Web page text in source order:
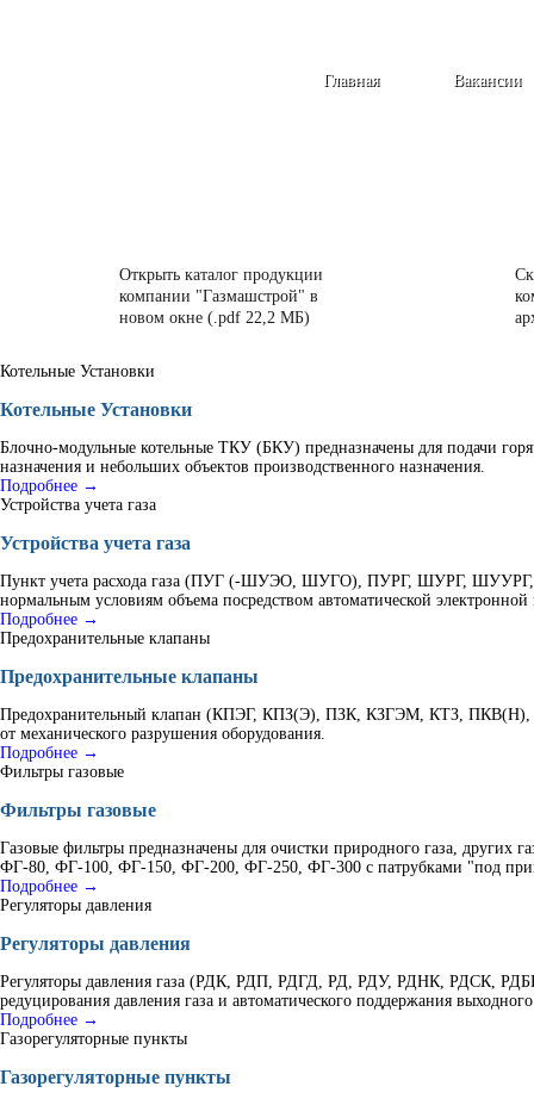
Вакансии
Главная
Открыть каталог продукции
компании "Газмашстрой" в
новом окне (.pdf 22,2 МБ)
Котельные Установки
Котельные Установки
Блочно-модульные котельные ТКУ (БКУ) предназначены для подачи
назначения и небольших объектов производственного назначения.
Подробнее →
Устройства учета газа
Устройства учета газа
Пункт учета расхода газа (ПУГ (-ШУЭО, ШУГО), ПУРГ, ШУРГ, ШУУРГ,
нормальным условиям объема посредством автоматической электронной
Подробнее →
Предохранительные клапаны
Предохранительные клапаны
Предохранительный клапан (КПЭГ, КПЗ(Э), ПЗК, КЗГЭМ, КТЗ, ПКВ(Н),
от механического разрушения оборудования.
Подробнее →
Фильтры газовые
Фильтры газовые
Газовые фильтры предназначены для очистки природного газа, других
ФГ-80, ФГ-100, ФГ-150, ФГ-200, ФГ-250, ФГ-300 с патрубками "под
Подробнее →
Регуляторы давления
Регуляторы давления
Регуляторы давления газа (РДК, РДП, РДГД, РД, РДУ, РДНК, РДСК,
редуцирования давления газа и автоматического поддержания
Подробнее →
Газорегуляторные пункты
Газорегуляторные пункты